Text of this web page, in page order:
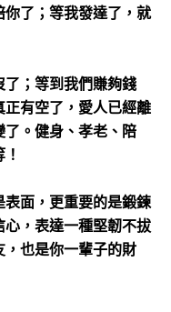
了；等我發達了，就
了；等到我們賺夠錢
有空了，愛人已經離
了。健身、孝老、陪
面，更重要的是鍛鍊
，表達一種堅韌不拔
，也是你一輩子的財